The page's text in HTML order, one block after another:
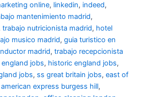
online, linkedin, indeed,
mantenimiento madrid,
trabajo nutricionista madrid, hotel
musico madrid, guia turistico en
madrid, trabajo recepcionista
jobs, historic england jobs,
jobs, ss great britain jobs, east of
american express burgess hill,